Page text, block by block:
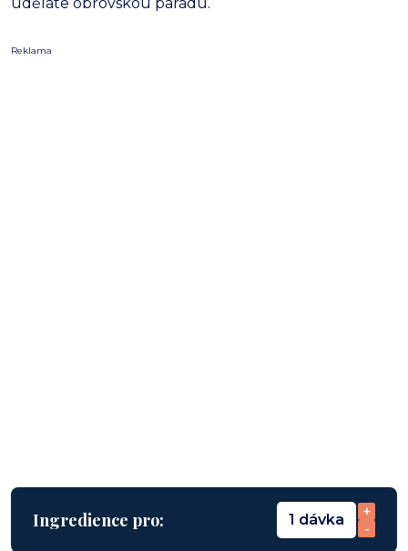
uděláte obrovskou parádu.
Reklama
Ingredience pro: 1 dávka
+
-